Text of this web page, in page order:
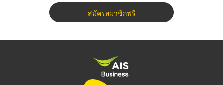
สมัครสมาชิกฟรี